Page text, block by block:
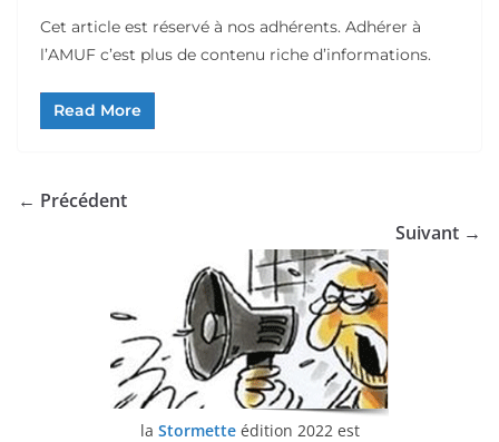
Cet article est réservé à nos adhérents. Adhérer à
l’AMUF c’est plus de contenu riche d’informations.
Read More
← Précédent
Suivant →
la Stormetteédition 2022 est